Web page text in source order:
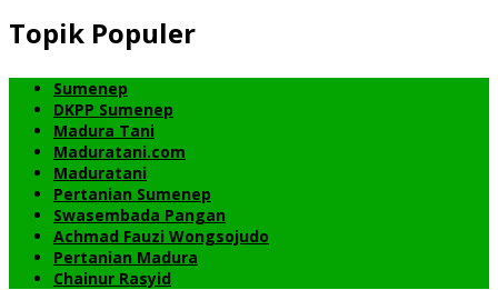
Topik Populer
Sumenep
DKPP Sumenep
Madura Tani
Maduratani.com
Maduratani
Pertanian Sumenep
Swasembada Pangan
Achmad Fauzi Wongsojudo
Pertanian Madura
Chainur Rasyid